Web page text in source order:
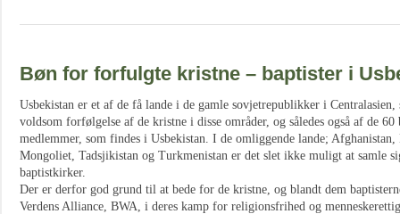
Bøn for forfulgte kristne – baptister i
Usbekistan er et af de få lande i de gamle sovjetrepublikker i
voldsom forfølgelse af de kristne i disse områder, og således også af de
medlemmer, som findes i Usbekistan. I de omliggende lande;
Mongoliet, Tadsjikistan og Turkmenistan er det slet ikke muligt at samle
baptistkirker.
Der er derfor god grund til at bede for de kristne, og blandt dem
Verdens Alliance, BWA, i deres kamp for religionsfrihed og